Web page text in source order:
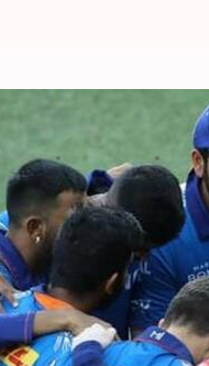
ముంబై
Akuri Mar 27, 2023 10:41
సీజన్‌లో ముంచై
మొదటిసారి.
ఫామ్‌ను
ముంబైని